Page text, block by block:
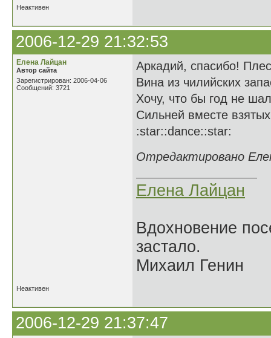
Неактивен
2006-12-29 21:32:53
Елена Лайцан
Автор сайта
Зарегистрирован: 2006-04-06
Сообщений: 3721
Аркадий, спасибо!
Вина из чилийских
Хочу, что бы год не
Сильней вместе
:star::dance::star:
Отредактировано
Елена Лайцан
Вдохновение
застало.
Михаил Генин
Неактивен
2006-12-29 21:37:47